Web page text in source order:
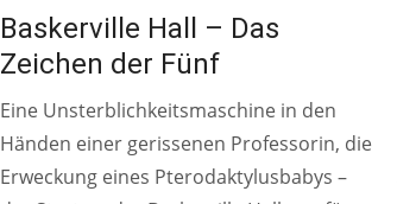
Baskerville Hall – Das
Zeichen der Fünf
Eine Unsterblichkeitsmaschine in den
Händen einer gerissenen Professorin, die
Erweckung eines Pterodaktylusbabys –